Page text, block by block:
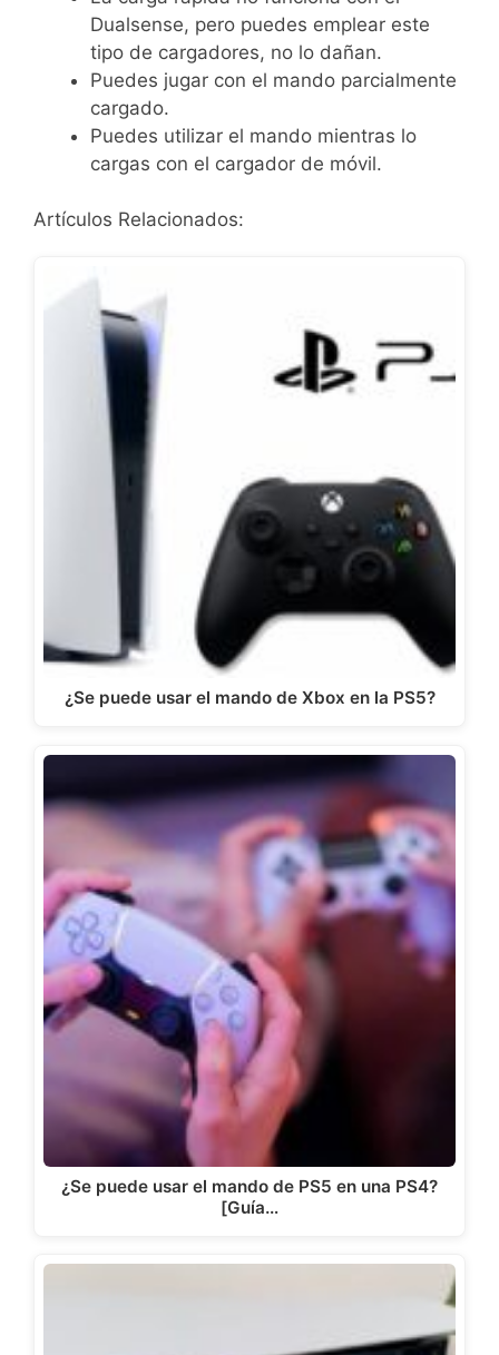
Dualsense, pero puedes emplear este
tipo de cargadores, no lo dañan.
Puedes jugar con el mando parcialmente
cargado.
Puedes utilizar el mando mientras lo
cargas con el cargador de móvil.
Artículos Relacionados:
¿Se puede usar el mando de Xbox en la PS5?
¿Se puede usar el mando de PS5 en una PS4?
[Guía…